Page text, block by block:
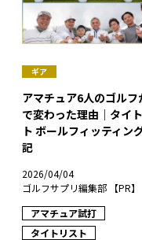
ギア
アマチュア6人のゴルフ
で変わった理由｜タイ
ト ボールフィッティン
記
2026/04/04
ゴルフサプリ編集部 【PR】
アマチュア試打
タイトリスト